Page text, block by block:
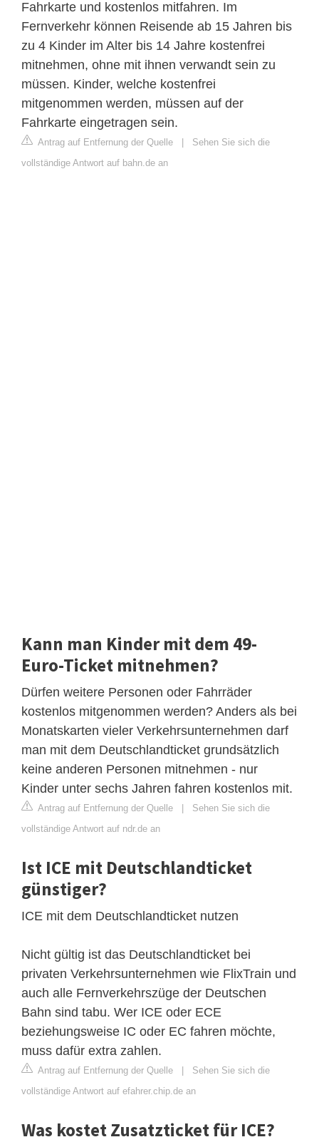
Fahrkarte und kostenlos mitfahren. Im
Fernverkehr können Reisende ab 15 Jahren bis
zu 4 Kinder im Alter bis 14 Jahre kostenfrei
mitnehmen, ohne mit ihnen verwandt sein zu
müssen. Kinder, welche kostenfrei
mitgenommen werden, müssen auf der
Fahrkarte eingetragen sein.
Antrag auf Entfernung der Quelle | Sehen Sie sich die
vollständige Antwort auf bahn.de an
Kann man Kinder mit dem 49-
Euro-Ticket mitnehmen?
Dürfen weitere Personen oder Fahrräder
kostenlos mitgenommen werden? Anders als bei
Monatskarten vieler Verkehrsunternehmen darf
man mit dem Deutschlandticket grundsätzlich
keine anderen Personen mitnehmen - nur
Kinder unter sechs Jahren fahren kostenlos mit.
Antrag auf Entfernung der Quelle | Sehen Sie sich die
vollständige Antwort auf ndr.de an
Ist ICE mit Deutschlandticket
günstiger?
ICE mit dem Deutschlandticket nutzen
Nicht gültig ist das Deutschlandticket bei
privaten Verkehrsunternehmen wie FlixTrain und
auch alle Fernverkehrszüge der Deutschen
Bahn sind tabu. Wer ICE oder ECE
beziehungsweise IC oder EC fahren möchte,
muss dafür extra zahlen.
Antrag auf Entfernung der Quelle | Sehen Sie sich die
vollständige Antwort auf efahrer.chip.de an
Was kostet Zusatzticket für ICE?